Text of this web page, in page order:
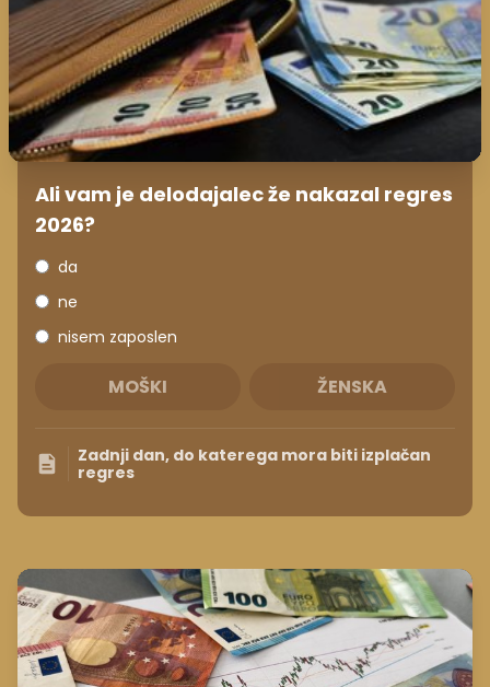
Ali vam je delodajalec že nakazal regres
2026?
da
ne
nisem zaposlen
MOŠKI ŽENSKA
Zadnji dan, do katerega mora biti izplačan
regres